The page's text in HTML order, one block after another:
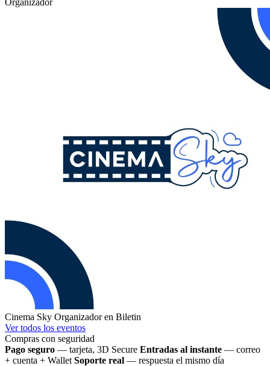
Cinema Sky Organizador en Biletin
Ver todos los eventos
Compras con seguridad
Pago seguro — tarjeta, 3D Secure Entradas al instante — correo
+ cuenta + Wallet Soporte real — respuesta el mismo día